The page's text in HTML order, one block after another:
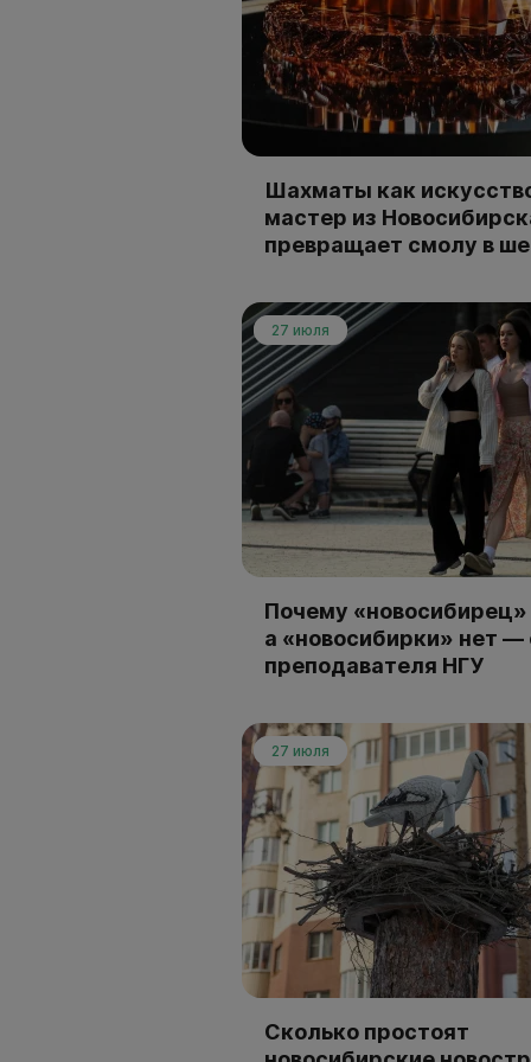
Шахматы как
мастер из
превращает смолу в
27 июля
Почему «новосибирец»
а «новосибирки» нет —
преподавателя НГУ
27 июля
Сколько простоят